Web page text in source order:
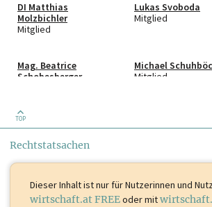
DI Matthias
Molzbichler
Mitglied
Lukas Svoboda
Mitglied
Mag. Beatrice
Schobesberger
Michael
Mitglied
TOP
Rechtstatsachen
Dieser Inhalt istnur für Nutzerinnen und
wirtschaft.at FREEoder mit